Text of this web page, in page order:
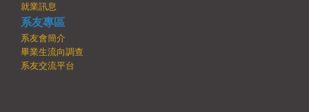
就業訊息
系友專區
系友會簡介
畢業生流向調查
系友交流平台